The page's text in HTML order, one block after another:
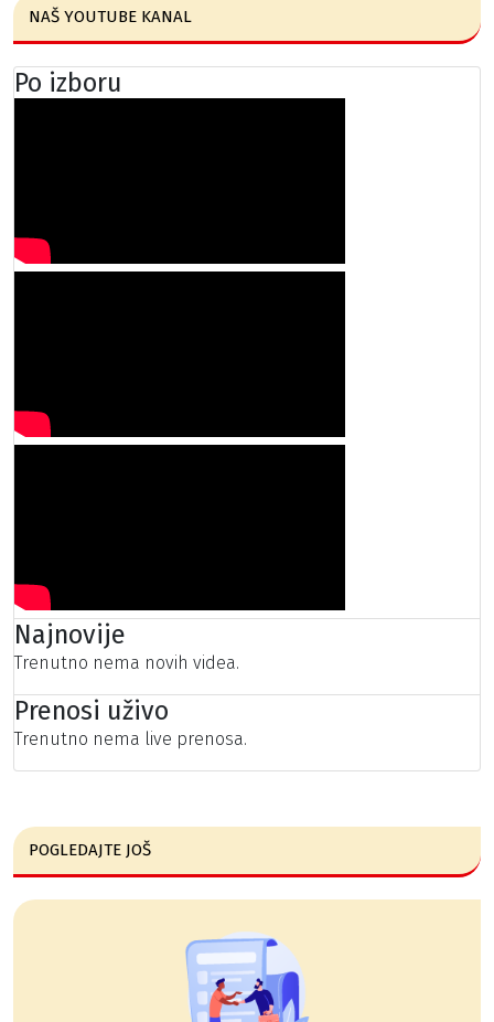
NAŠ YOUTUBE KANAL
Po izboru
Najnovije
Trenutno nema novih videa.
Prenosi uživo
Trenutno nema live prenosa.
POGLEDAJTE JOŠ